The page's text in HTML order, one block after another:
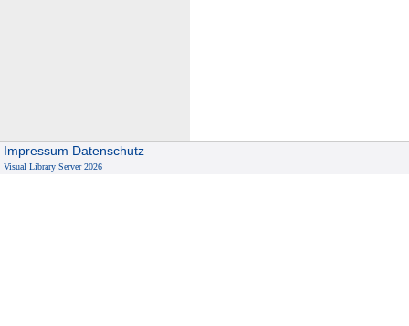
Impressum Datenschutz
Visual Library Server 2026